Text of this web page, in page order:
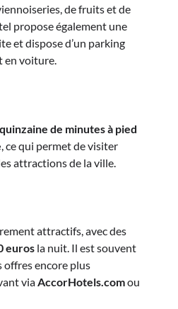
de fruits et de
propose également une
et dispose d’un parking
en voiture.
quinzaine de minutes à pied
, ce qui permet de visiter
attractions de la ville.
attractifs, avec des
euros la nuit. Il est souvent
offres encore plus
viaAccorHotels.comou